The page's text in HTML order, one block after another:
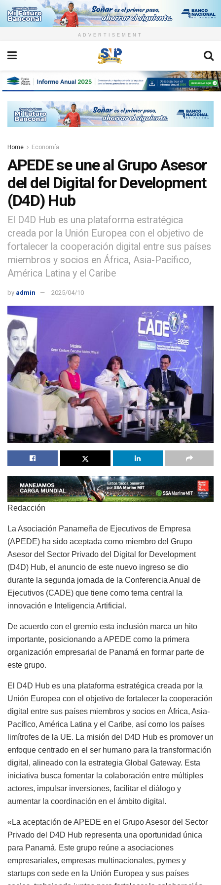
ADVERTISEMENT
Home Economía
APEDE se une al Grupo Asesor
del del Digital for Development
(D4D) Hub
El D4D Hub es una plataforma estratégica
creada por la Unión Europea con el objetivo de
fortalecer la cooperación digital entre sus países
miembros y socios en África, Asia-Pacífico,
América Latina y el Caribe
by admin 2025/04/10
Redacción
La Asociación Panameña de Ejecutivos de Empresa
(APEDE) ha sido aceptada como miembro del Grupo
Asesor del Sector Privado del Digital for Development
(D4D) Hub, el anuncio de este nuevo ingreso se dio
durante la segunda jornada de la Conferencia Anual de
Ejecutivos (CADE) que tiene como tema central la
innovación e Inteligencia Artificial.
De acuerdo con el gremio esta inclusión marca un hito
importante, posicionando a APEDE como la primera
organización empresarial de Panamá en formar parte de
este grupo.
El D4D Hub es una plataforma estratégica creada por la
Unión Europea con el objetivo de fortalecer la cooperación
digital entre sus países miembros y socios en África, Asia-
Pacífico, América Latina y el Caribe, así como los países
limítrofes de la UE. La misión del D4D Hub es promover un
enfoque centrado en el ser humano para la transformación
digital, alineado con la estrategia Global Gateway. Esta
iniciativa busca fomentar la colaboración entre múltiples
actores, impulsar inversiones, facilitar el diálogo y
aumentar la coordinación en el ámbito digital.
«La aceptación de APEDE en el Grupo Asesor del Sector
Privado del D4D Hub representa una oportunidad única
para Panamá. Este grupo reúne a asociaciones
empresariales, empresas multinacionales, pymes y
startups con sede en la Unión Europea y sus países